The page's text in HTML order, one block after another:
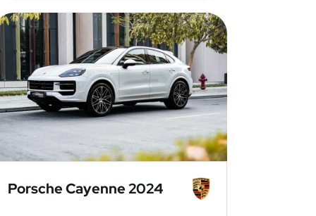
Porsche Cayenne 2024